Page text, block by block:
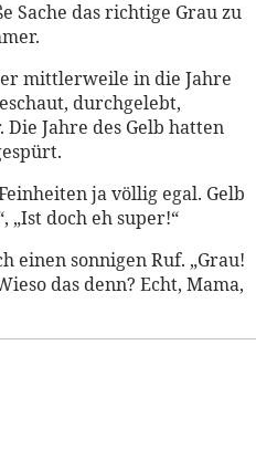
Sache das richtige Grau zu
mittlerweile in die Jahre
durchgelebt,
Jahre des Gelb hatten
ja völlig egal. Gelb
„Ist doch eh super!“
einen sonnigen Ruf. „Grau!
das denn? Echt, Mama,